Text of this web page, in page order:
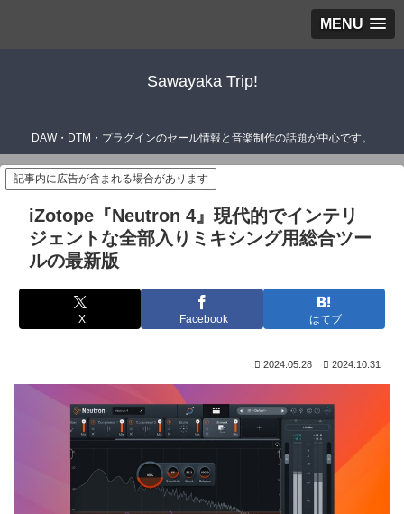
MENU
Sawayaka Trip!
DAW・DTM・プラグインのセール情報と音楽制作の話題が中心です。
記事内に広告が含まれる場合があります
iZotope『Neutron 4』現代的でインテリ
ジェントな全部入りミキシング用総合ツー
ルの最新版
X Facebook はてブ
2024.05.28 2024.10.31